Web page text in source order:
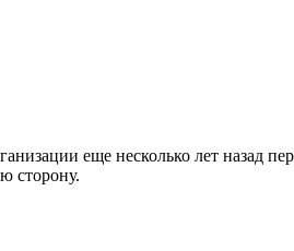
еще несколько лет назад
сторону.